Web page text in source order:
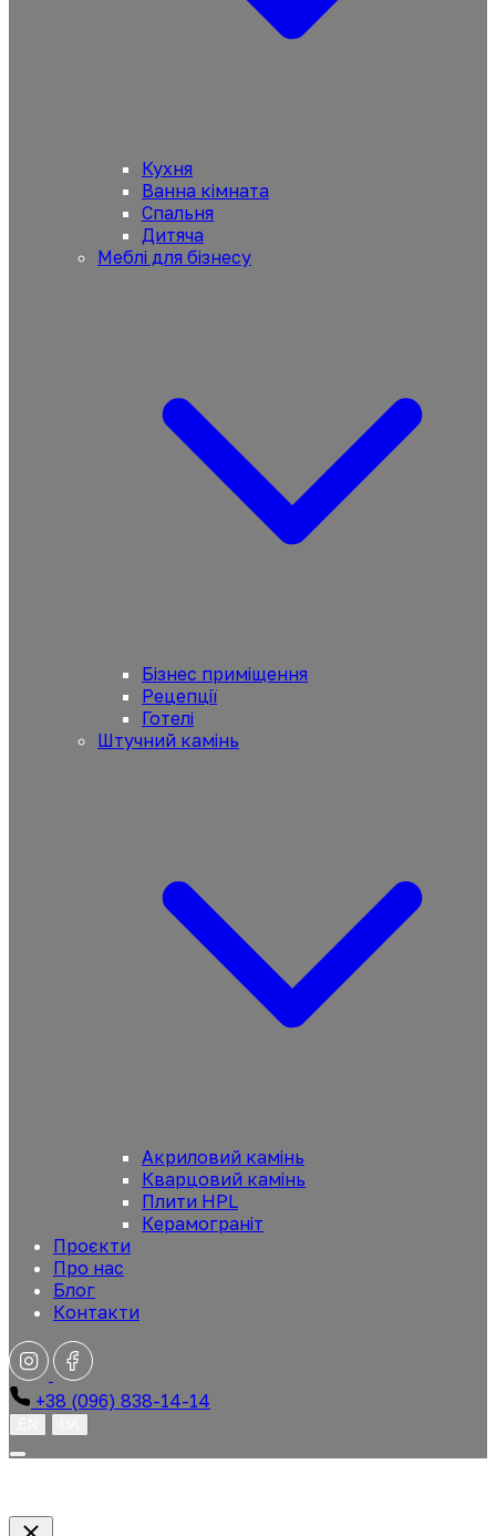
Кухня
Ванна кімната
Спальня
Дитяча
Меблі для бізнесу
Бізнес приміщення
Рецепції
Готелі
Штучний камінь
Акриловий камінь
Кварцовий камінь
Плити HPL
Керамограніт
Проєкти
Про нас
Блог
Контакти
+38 (096) 838-14-14